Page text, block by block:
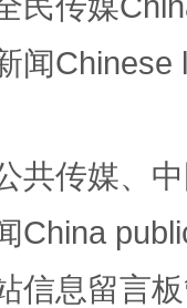
王建安的艺术幻境
闻
共传媒、
China
信息留言